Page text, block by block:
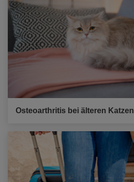
Osteoarthritis bei älteren Katzen